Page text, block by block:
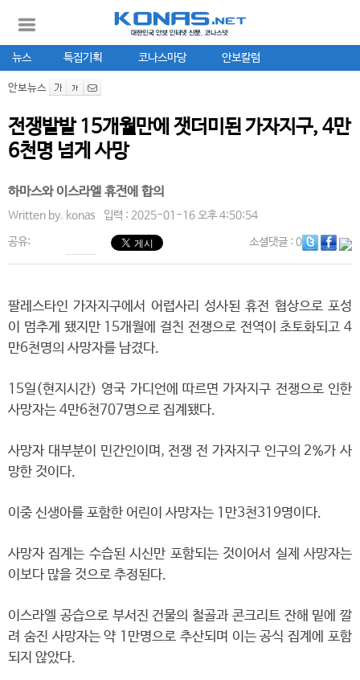
뉴스 특집기획 코나스마당 안보칼럼
안보뉴스
전쟁발발 15개월만에 잿더미된 가자지구, 4만
6천명 넘게 사망
하마스와 이스라엘 휴전에 합의
Written by. konas 입력 : 2025-01-16 오후 4:50:54
공유: 소셜댓글: 0
팔레스타인 가자지구에서 어렵사리 성사된 휴전 협상으로 포성
이 멈추게 됐지만 15개월에 걸친 전쟁으로 전역이 초토화되고 4
만6천명의 사망자를 남겼다.
15일(현지시간) 영국 가디언에 따르면 가자지구 전쟁으로 인한
사망자는 4만6천707명으로 집계됐다.
사망자 대부분이 민간인이며, 전쟁 전 가자지구 인구의 2%가 사
망한 것이다.
이중 신생아를 포함한 어린이 사망자는 1만3천319명이다.
사망자 집계는 수습된 시신만 포함되는 것이어서 실제 사망자는
이보다 많을 것으로 추정된다.
이스라엘 공습으로 부서진 건물의 철골과 콘크리트 잔해 밑에 깔
려 숨진 사망자는 약 1만명으로 추산되며 이는 공식 집계에 포함
되지 않았다.